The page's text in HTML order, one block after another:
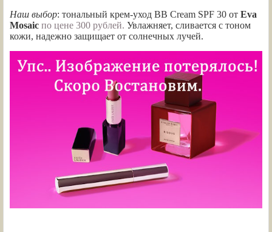
Наш выбор: тональный крем-уход BB Cream SPF 30 от Eva
Mosaic по цене 300 рублей. Увлажняет, сливается с тоном
кожи, надежно защищает от солнечных лучей.